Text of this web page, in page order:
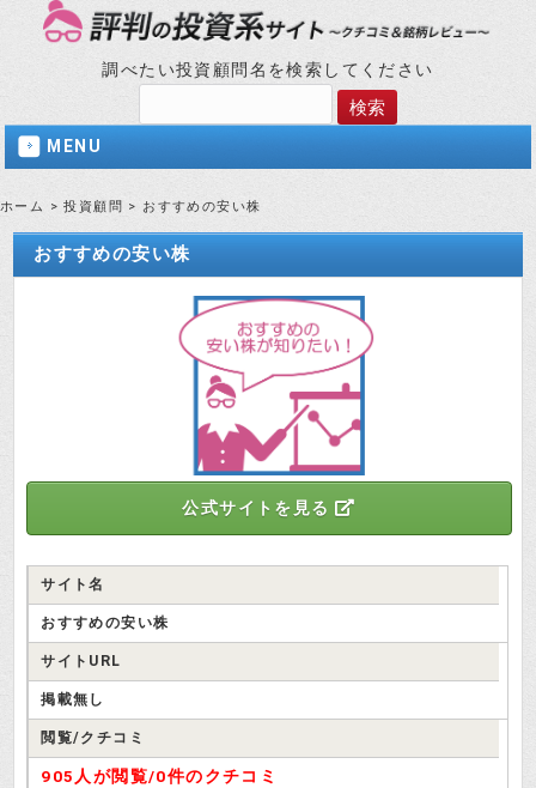
調べたい投資顧問名を検索してください
MENU
ホーム >投資顧問 > おすすめの安い株
おすすめの安い株
公式サイトを見る
サイト名
おすすめの安い株
サイトURL
掲載無し
閲覧/クチコミ
905人が閲覧/0件のクチコミ